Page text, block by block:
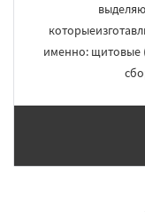
именно: щитовые